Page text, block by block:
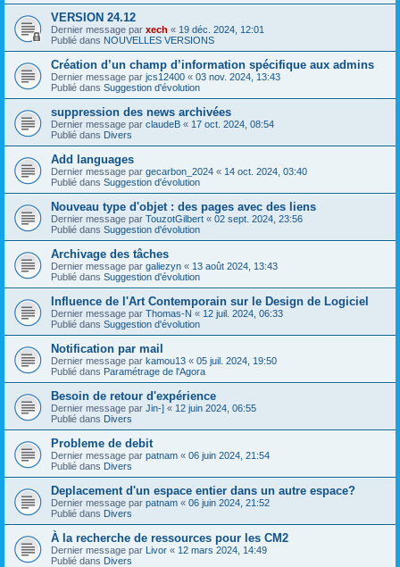
VERSION 24.12
Dernier message par xech « 19 déc. 2024, 12:01
Publié dans NOUVELLES VERSIONS
Création d’un champ d’information spécifique aux admins
Dernier message par jcs12400 « 03 nov. 2024, 13:43
Publié dans Suggestion d'évolution
suppression des news archivées
Dernier message par claudeB « 17 oct. 2024, 08:54
Publié dans Divers
Add languages
Dernier message par gecarbon_2024 « 14 oct. 2024, 03:40
Publié dans Suggestion d'évolution
Nouveau type d'objet : des pages avec des liens
Dernier message par TouzotGilbert « 02 sept. 2024, 23:56
Publié dans Suggestion d'évolution
Archivage des tâches
Dernier message par galiezyn « 13 août 2024, 13:43
Publié dans Suggestion d'évolution
Influence de l'Art Contemporain sur le Design de Logiciel
Dernier message par Thomas-N « 12 juil. 2024, 06:33
Publié dans Suggestion d'évolution
Notification par mail
Dernier message par kamou13 « 05 juil. 2024, 19:50
Publié dans Paramétrage de l'Agora
Besoin de retour d'expérience
Dernier message par Jin-] « 12 juin 2024, 06:55
Publié dans Divers
Probleme de debit
Dernier message par patnam « 06 juin 2024, 21:54
Publié dans Divers
Deplacement d'un espace entier dans un autre espace?
Dernier message par patnam « 06 juin 2024, 21:52
Publié dans Divers
À la recherche de ressources pour les CM2
Dernier message par Livor « 12 mars 2024, 14:49
Publié dans Divers